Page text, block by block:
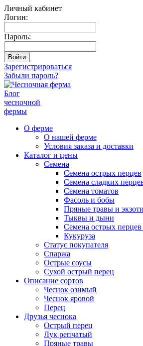
Личный кабинет
Логин:
Пароль:
Зарегистрироваться
Забыли пароль?
Блог
чесночной
фермы
О ферме
О нашей ферме
Условия заказа и доставки
Каталог и цены
Семена
Семена острых перцев
Семена сладких
Семена томатов
Фасоль и бобы
Пряные травы и
Тыквы и дыни
Семена острых
Кукуруза
Статус покупателя
Спаржа
Острые соусы
Сухой острый перец
Описание сортов
Чеснок озимый
Чеснок яровой
Перец
Друзья чеснока
Острый перец
Лук репчатый
Пряные травы